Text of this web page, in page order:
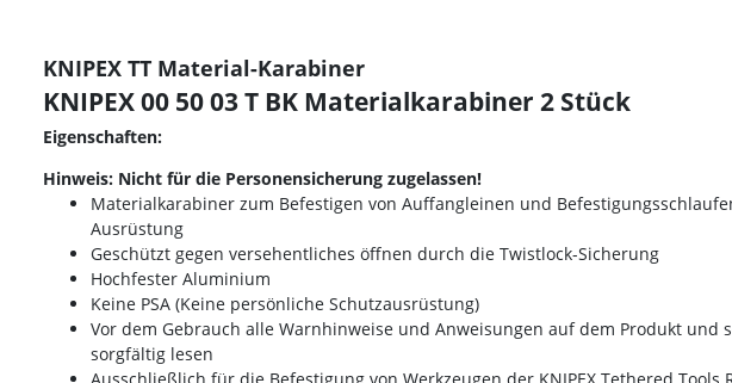
KNIPEX TT Material-Karabiner
KNIPEX 00 50 03 T BK Ma­te­ri­al­k­a­ra­bi­ner 2 Stück
Eigenschaften:
Hinweis: Nicht für die Personensicherung zugelassen!
Materialkarabiner zum Befestigen von Auffangleinen und
Ausrüstung
Geschützt gegen versehentliches öffnen durch die Twistlock-Sicherung
Hochfester Aluminium
Keine PSA (Keine persönliche Schutzausrüstung)
Vor dem Gebrauch alle Warnhinweise und Anweisungen auf dem Produkt und
sorgfältig lesen